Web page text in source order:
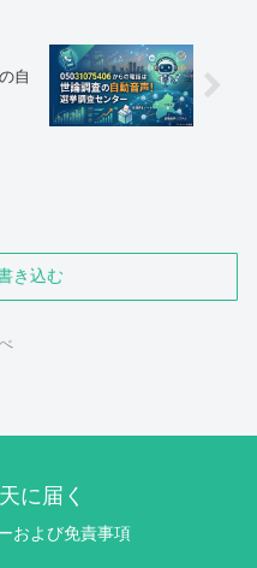
自
き込む
に届く
および免責事項